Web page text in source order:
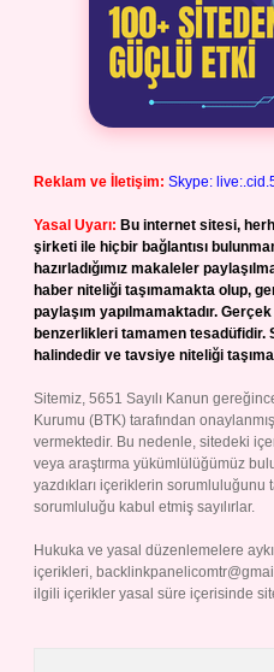
Reklam ve İletişim: Skype:
Yasal Uyarı: Bu internet sitesi,
şirketi ile hiçbir bağlantısı
hazırladığımız makaleler
haber niteliği taşımamakta olup,
paylaşım yapılmamaktadır.
benzerlikleri tamamen tesadüfidir.
halindedir ve tavsiye niteliği
Sitemiz, 5651 Sayılı Kanun
Kurumu (BTK) tarafından
vermektedir. Bu nedenle, sitedeki
veya araştırma yükümlülüğümüz
yazdıkları içeriklerin sorumluluğunu
sorumluluğu kabul etmiş sayılırlar.
Hukuka ve yasal düzenlemelere
içerikleri,
ilgili içerikler yasal süre içerisinde